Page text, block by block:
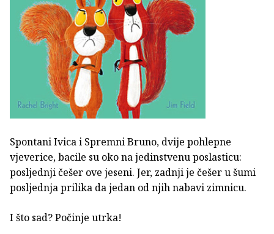
Spontani Ivica i Spremni Bruno, dvije pohlepne
vjeverice, bacile su oko na jedinstvenu poslasticu:
posljednji češer ove jeseni. Jer, zadnji je češer u šumi
posljednja prilika da jedan od njih nabavi zimnicu.
I što sad? Počinje utrka!